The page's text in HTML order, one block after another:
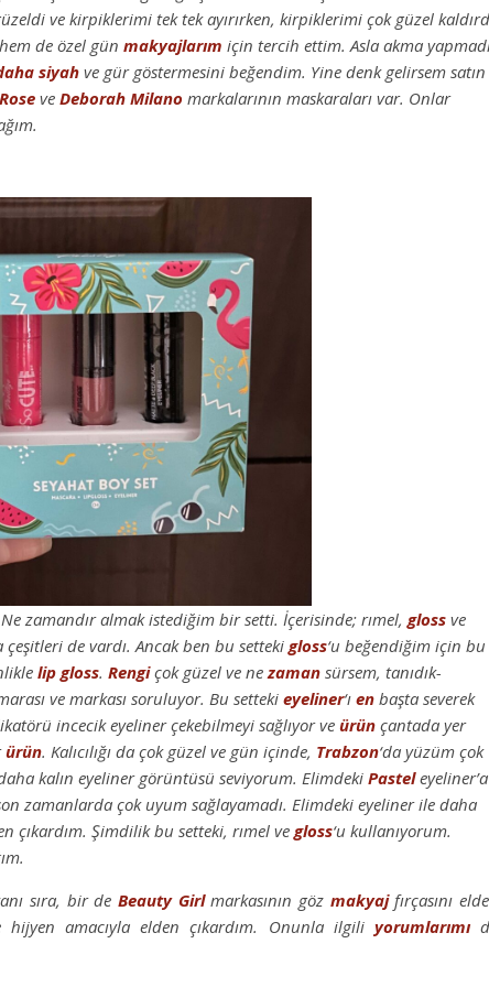
ve kirpiklerimi tek tek ayırırken, kirpiklerimi çok güzel
hem de özel gün makyajlarım için tercih ettim. Asla akma
siyah ve gür göstermesini beğendim. Yine denk gelirsem satın
ve Deborah Milano markalarının maskaraları var. Onlar
Ne zamandır almak istediğim bir setti. İçerisinde; rımel, gloss ve
de vardı. Ancak ben bu setteki gloss‘u beğendiğim için bu
lip gloss. Rengiçok güzel ve ne zaman sürsem, tanıdık-
ve markası soruluyor. Bu setteki eyeliner‘ı en başta severek
incecik eyeliner çekebilmeyi sağlıyor ve ürün çantada yer
ürün. Kalıcılığı da çok güzel ve gün içinde, Trabzon‘da yüzüm çok
kalın eyeliner görüntüsü seviyorum. Elimdeki Pasteleyeliner’a
zamanlarda çok uyum sağlayamadı. Elimdeki eyeliner ile daha
çıkardım. Şimdilik bu setteki, rımel ve gloss‘u kullanıyorum.
sıra, bir deBeauty Girlmarkasının göz makyajfırçasını
amacıyla elden çıkardım. Onunla ilgili yorumlarımı